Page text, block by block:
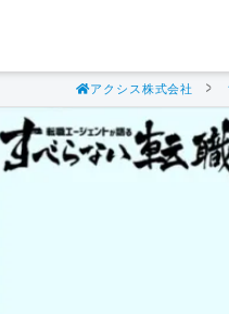
アクシス株式会社